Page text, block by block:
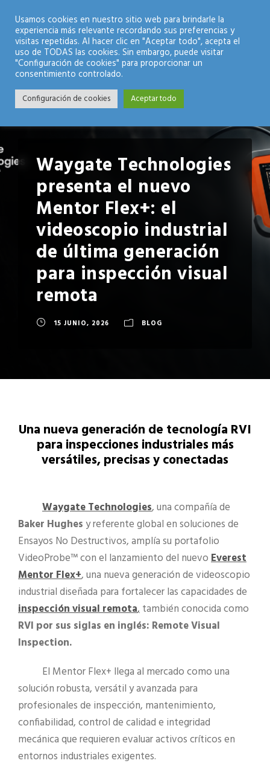
Modo Nocturno
Waygate Technologies
presenta el nuevo
Mentor Flex+: el
videoscopio industrial
de última generación
para inspección visual
remota
15 JUNIO, 2026 BLOG
Una nueva generación de tecnología RVI
para inspecciones industriales más
versátiles, precisas y conectadas
Waygate Technologies, una compañía de
Baker Hughesy referente global en soluciones de
Ensayos No Destructivos, amplía su portafolio
VideoProbe™ con el lanzamiento del nuevoEverest
Mentor Flex+, una nueva generación de videoscopio
industrial diseñada para fortalecer las capacidades de
inspección visual remota,también conocida como
RVI por sus siglas en inglés: Remote Visual
Inspection.
El Mentor Flex+ llega al mercado como una
solución robusta, versátil y avanzada para
profesionales de inspección, mantenimiento,
confiabilidad, control de calidad e integridad
mecánica que requieren evaluar activos críticos en
entornos industriales exigentes.
Usamos cookies en nuestro sitio web para brindarle la
experiencia más relevante recordando sus preferencias y
visitas repetidas. Al hacer clic en "Aceptar todo", acepta el
uso de TODAS las cookies. Sin embargo, puede visitar
"Configuración de cookies" para proporcionar un
consentimiento controlado.
Configuración de cookies Aceptar todo